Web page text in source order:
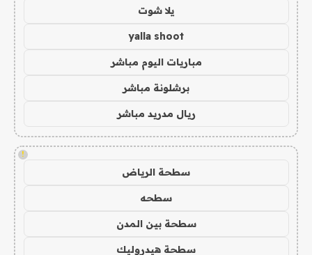
يلا شوت
yalla shoot
مباريات اليوم مباشر
برشلونة مباشر
ريال مدريد مباشر
!
سطحة الرياض
سطحه
سطحة بين المدن
سطحة هيدروليك